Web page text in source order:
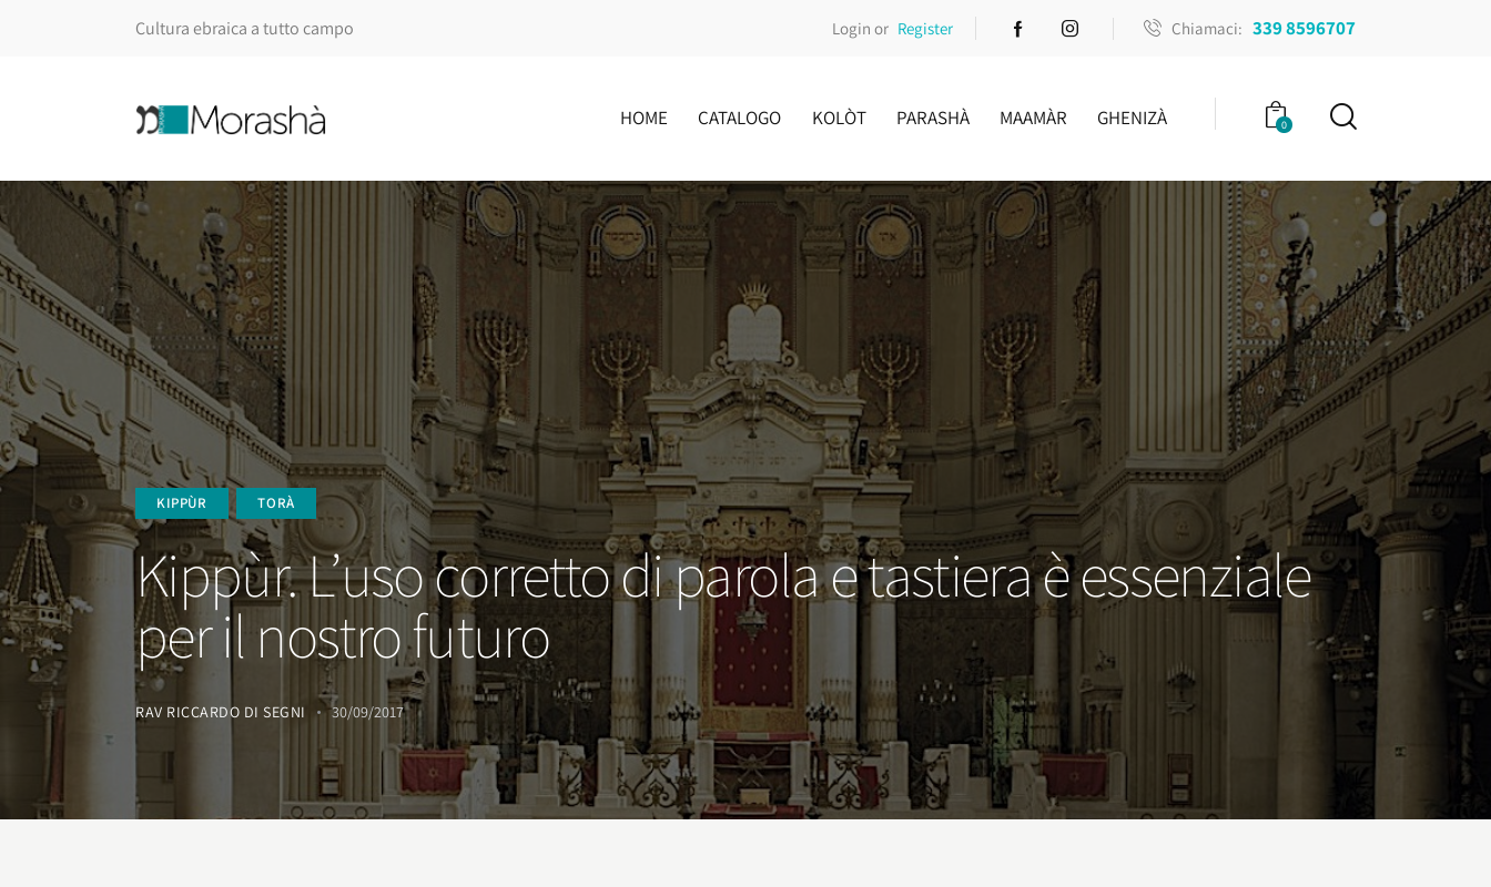
Cultura ebraica a tutto campo Login or Register Chiamaci: 339 8596707
HOME CATALOGO KOLÒT PARASHÀ MAAMÀR GHENIZÀ 0
KIPPÙR TORÀ
Kippùr. L’uso corretto di parola e tastiera è essenziale
per il nostro futuro
RAV RICCARDO DI SEGNI 30/09/2017